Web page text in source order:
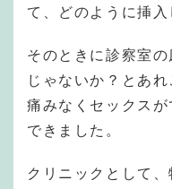
て、どのように挿入
そのときに診察室
じゃないか？とあ
痛みなくセックス
できました。
クリニックとして